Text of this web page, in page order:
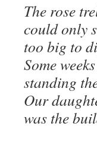
The rose
could only
too big to
Some
standing
Our
was the